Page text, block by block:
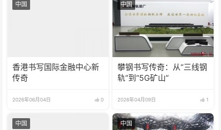
中国
香港书写国际金融中心新
传奇
2026年06月04日 0
中国
攀钢书写传奇：从“三线钢
轨”到“5G矿山”
2026年04月09日 1
中国 中国